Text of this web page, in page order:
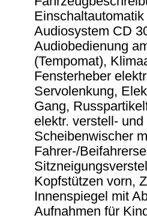
Audiosystem CD
Audiobedienung
(Tempomat),
Fensterheber
Servolenkung,
Gang,
elektr. verstell-
Scheibenwischer
Fahrer-/
Kopfstützen vorn,
Innenspiegel mit
Aufnahmen für